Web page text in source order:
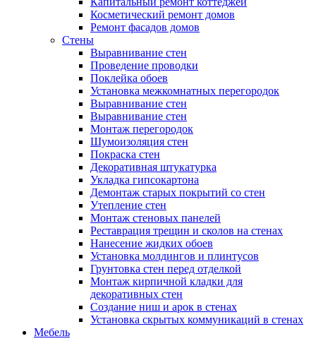
Косметический ремонт домов
Ремонт фасадов домов
Стены
Выравнивание стен
Проведение проводки
Поклейка обоев
Установка межкомнатных перегородок
Выравнивание стен
Выравнивание стен
Монтаж перегородок
Шумоизоляция стен
Покраска стен
Декоративная штукатурка
Укладка гипсокартона
Демонтаж старых покрытий со стен
Утепление стен
Монтаж стеновых панелей
Реставрация трещин и сколов на стенах
Нанесение жидких обоев
Установка молдингов и плинтусов
Грунтовка стен перед отделкой
Монтаж кирпичной кладки для
декоративных стен
Создание ниш и арок в стенах
Установка скрытых коммуникаций в стенах
Мебель